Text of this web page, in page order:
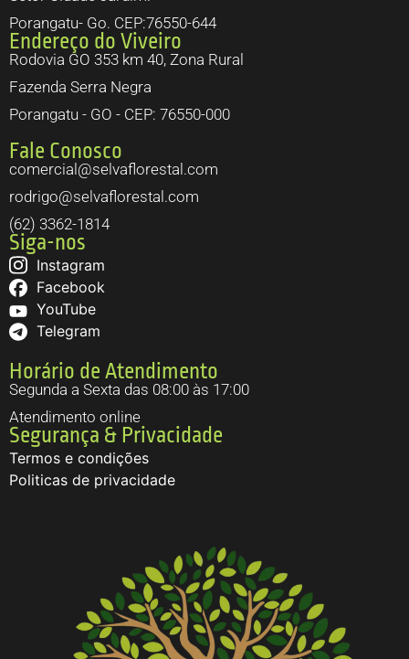
Porangatu- Go. CEP:76550-644
Endereço do Viveiro
Rodovia GO 353 km 40, Zona Rural
Fazenda Serra Negra
Porangatu - GO - CEP: 76550-000
Fale Conosco
comercial@selvaflorestal.com
rodrigo@selvaflorestal.com
(62) 3362-1814
Siga-nos
Instagram
Facebook
YouTube
Telegram
Horário de Atendimento
Segunda a Sexta das 08:00 às 17:00
Atendimento online
Segurança & Privacidade
Termos e condições
Politicas de privacidade